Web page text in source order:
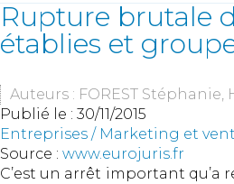
Rupture brutale
établies et
Auteurs : FOREST Stéphanie,
Publié le : 30/11/2015
Entreprises / Marketing et
Source : www.eurojuris.fr
C’est un arrêt important qu’a